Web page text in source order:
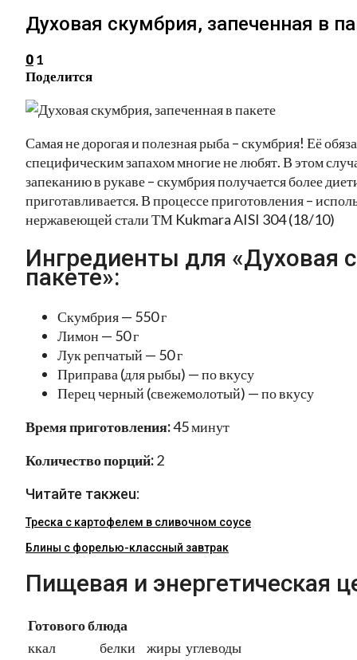
Духовая скумбрия, запеченная в
0 1
Поделится
Самая не дорогая и полезная рыба – скумбрия! Её
специфическим запахом многие не любят. В этом
запеканию в рукаве – скумбрия получается более
приготавливается. В процессе приготовления –
нержавеющей стали ТМ Kukmara AISI 304 (18/10)
Ингредиенты для «Духовая
пакете»:
Скумбрия — 550 г
Лимон — 50 г
Лук репчатый — 50 г
Приправа (для рыбы) — по вкусу
Перец черный (свежемолотый) — по вкусу
Время приготовления:45 минут
Количество порций:2
Читайте такжеu:
Треска с картофелем в сливочном соусе
Блины с форелью-классный завтрак
Пищевая и энергетическая
Готового блюда
ккал
белки
жиры углеводы